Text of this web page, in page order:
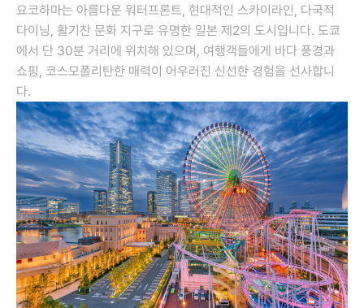
요코하마는 아름다운 워터프론트, 현대적인 스카이라인, 다국적
다이닝, 활기찬 문화 지구로 유명한 일본 제2의 도시입니다. 도쿄
에서 단 30분 거리에 위치해 있으며, 여행객들에게 바다 풍경과
쇼핑, 코스모폴리탄한 매력이 어우러진 신선한 경험을 선사합니
다.